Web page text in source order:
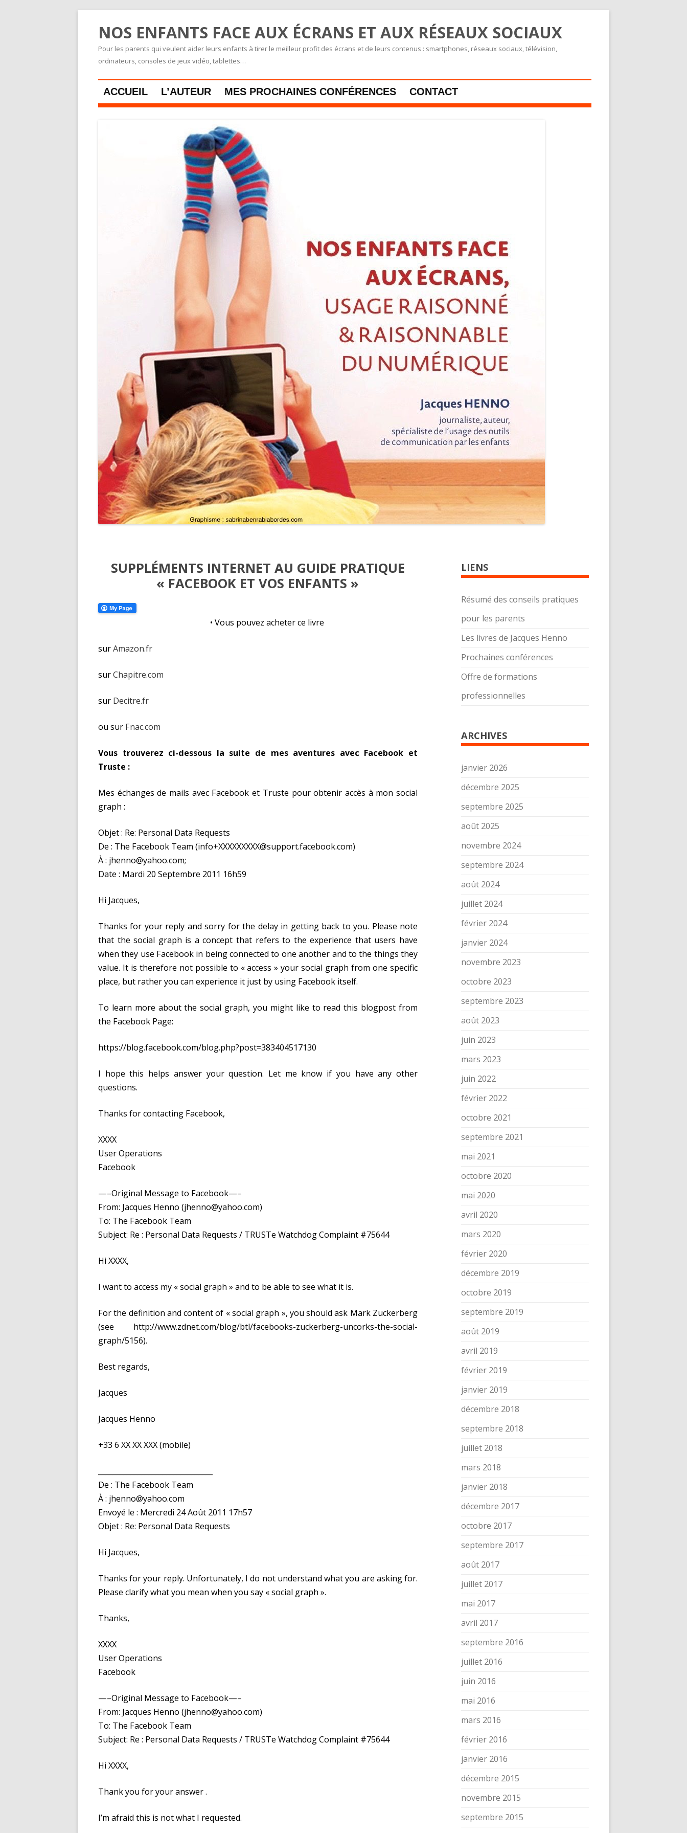
NOS ENFANTS FACE AUX ÉCRANS ET AUX RÉSEAUX SOCIAUX
Pour les parents qui veulent aider leurs enfants à tirer le meilleur profit des écrans et de leurs contenus : smartphones, réseaux sociaux, télévision,
ordinateurs, consoles de jeux vidéo, tablettes…
Skip to content
ACCUEIL L’AUTEUR MES PROCHAINES CONFÉRENCES CONTACT
SUPPLÉMENTS INTERNET AU GUIDE PRATIQUE
« FACEBOOK ET VOS ENFANTS »
• Vous pouvez acheter ce livre
surAmazon.fr
surChapitre.com
sur Decitre.fr
ou sur Fnac.com
Vous trouverez ci-dessous la suite de mes aventures avec Facebook et
Truste :
Mes échanges de mails avec Facebook et Truste pour obtenir accès à mon social
graph :
Objet : Re: Personal Data Requests
De : The Facebook Team (info+XXXXXXXXX@support.facebook.com)
À : jhenno@yahoo.com;
Date : Mardi 20 Septembre 2011 16h59
Hi Jacques,
Thanks for your reply and sorry for the delay in getting back to you. Please note
that the social graph is a concept that refers to the experience that users have
when they use Facebook in being connected to one another and to the things they
value. It is therefore not possible to « access » your social graph from one specific
place, but rather you can experience it just by using Facebook itself.
To learn more about the social graph, you might like to read this blogpost from
the Facebook Page:
https://blog.facebook.com/blog.php?post=383404517130
I hope this helps answer your question. Let me know if you have any other
questions.
Thanks for contacting Facebook,
XXXX
User Operations
Facebook
—–Original Message to Facebook—–
From: Jacques Henno (jhenno@yahoo.com)
To: The Facebook Team
Subject: Re : Personal Data Requests / TRUSTe Watchdog Complaint #75644
Hi XXXX,
I want to access my « social graph » and to be able to see what it is.
For the definition and content of « social graph », you should ask Mark Zuckerberg
(see http://www.zdnet.com/blog/btl/facebooks-zuckerberg-uncorks-the-social-
graph/5156).
Best regards,
Jacques
Jacques Henno
+33 6 XX XX XXX (mobile)
De : The Facebook Team
À : jhenno@yahoo.com
Envoyé le : Mercredi 24 Août 2011 17h57
Objet : Re: Personal Data Requests
Hi Jacques,
Thanks for your reply. Unfortunately, I do not understand what you are asking for.
Please clarify what you mean when you say « social graph ».
Thanks,
XXXX
User Operations
Facebook
—–Original Message to Facebook—–
From: Jacques Henno (jhenno@yahoo.com)
To: The Facebook Team
Subject: Re : Personal Data Requests / TRUSTe Watchdog Complaint #75644
Hi XXXX,
Thank you for your answer .
I’m afraid this is not what I requested.
LIENS
Résumé des conseils pratiques
pour les parents
Les livres de Jacques Henno
Prochaines conférences
Offre de formations
professionnelles
ARCHIVES
janvier 2026
décembre 2025
septembre 2025
août 2025
novembre 2024
septembre 2024
août 2024
juillet 2024
février 2024
janvier 2024
novembre 2023
octobre 2023
septembre 2023
août 2023
juin 2023
mars 2023
juin 2022
février 2022
octobre 2021
septembre 2021
mai 2021
octobre 2020
mai 2020
avril 2020
mars 2020
février 2020
décembre 2019
octobre 2019
septembre 2019
août 2019
avril 2019
février 2019
janvier 2019
décembre 2018
septembre 2018
juillet 2018
mars 2018
janvier 2018
décembre 2017
octobre 2017
septembre 2017
août 2017
juillet 2017
mai 2017
avril 2017
septembre 2016
juillet 2016
juin 2016
mai 2016
mars 2016
février 2016
janvier 2016
décembre 2015
novembre 2015
septembre 2015